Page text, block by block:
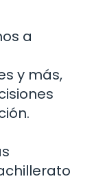
a
y más,